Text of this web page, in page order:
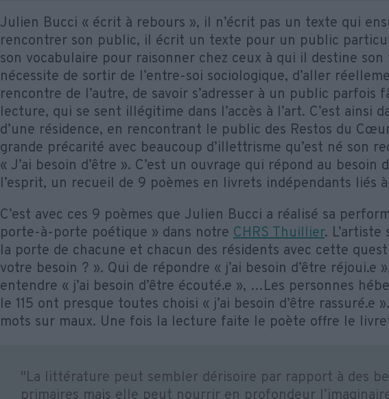
Julien Bucci « écrit à rebours », il n’écrit pas un texte qui
rencontrer son public, il écrit un texte pour un public
son vocabulaire pour raisonner chez ceux à qui il destine son
nécessite de sortir de l’entre-soi sociologique, d’aller
rencontre de l’autre, de savoir s’adresser à un public parfois
lecture, qui se sent illégitime dans l’accès à l’art. C’est ainsi
d’une résidence, en rencontrant le public des Restos du
grande précarité avec beaucoup d’illettrisme qu’est né son
« J’ai besoin d’être ». C’est un ouvrage qui répond au besoin
l’esprit, un recueil de 9 poèmes en livrets indépendants liés
C’est avec ces 9 poèmes que Julien Bucci a réalisé sa
porte-à-porte poétique » dans notre CHRS Thuillier. L’artiste
la porte de chacune et chacun des résidents avec cette
votre besoin ? ». Qui de répondre « j’ai besoin d’être réjoui.e
entendre « j’ai besoin d’être écouté.e », …Les personnes
le 115 ont presque toutes choisi « j’ai besoin d’être rassuré.e
mots sur maux. Une fois la lecture faite le poète offre le
"La littérature peut sembler dérisoire par rapport à des